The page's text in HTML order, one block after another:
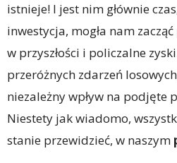
istnieje! I jest nim głównie
inwestycja, mogła nam
w przyszłości i policzalne
przeróżnych zdarzeń
niezależny wpływ na podjęte
Niestety jak wiadomo,
stanie przewidzieć, w naszym